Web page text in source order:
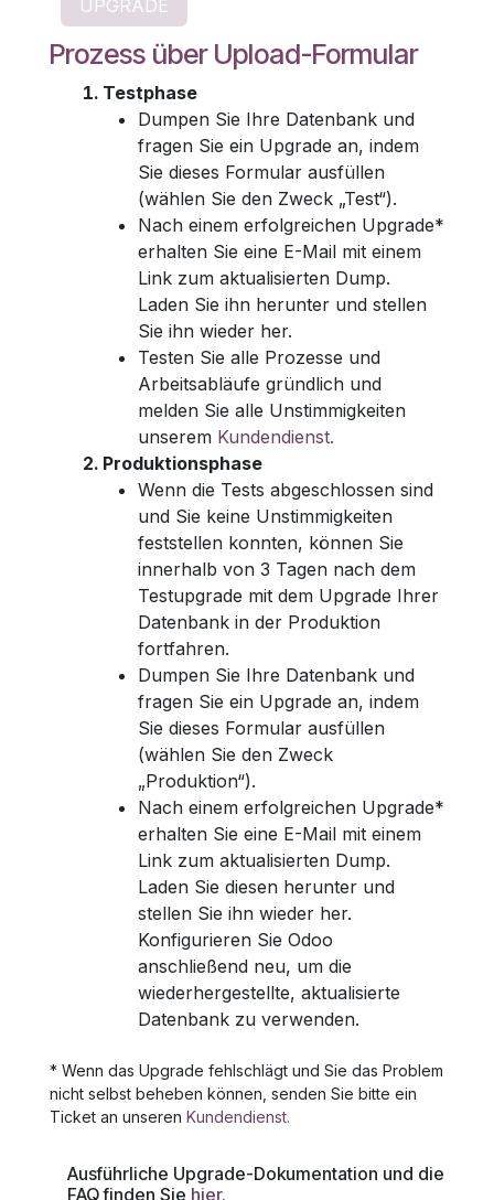
Prozess über Upload-Formular
Testphase
Dumpen Sie Ihre Datenbank und
fragen Sie ein Upgrade an, indem
Sie dieses Formular ausfüllen
(wählen Sie den Zweck „Test“).
Nach einem erfolgreichen Upgrade*
erhalten Sie eine E-Mail mit einem
Link zum aktualisierten Dump.
Laden Sie ihn herunter und stellen
Sie ihn wieder her.
Testen Sie alle Prozesse und
Arbeitsabläufe gründlich und
melden Sie alle Unstimmigkeiten
unserem Kundendienst.
Produktionsphase
Wenn die Tests abgeschlossen sind
und Sie keine Unstimmigkeiten
feststellen konnten, können Sie
innerhalb von 3 Tagen nach dem
Testupgrade mit dem Upgrade Ihrer
Datenbank in der Produktion
fortfahren.
Dumpen Sie Ihre Datenbank und
fragen Sie ein Upgrade an, indem
Sie dieses Formular ausfüllen
(wählen Sie den Zweck
„Produktion“).
Nach einem erfolgreichen Upgrade*
erhalten Sie eine E-Mail mit einem
Link zum aktualisierten Dump.
Laden Sie diesen herunter und
stellen Sie ihn wieder her.
Konfigurieren Sie Odoo
anschließend neu, um die
wiederhergestellte, aktualisierte
Datenbank zu verwenden.
* Wenn das Upgrade fehlschlägt und Sie das Problem
nicht selbst beheben können, senden Sie bitte ein
Ticket an unseren Kundendienst.
Ausführliche Upgrade-Dokumentation und die
FAQ finden Sie hier.